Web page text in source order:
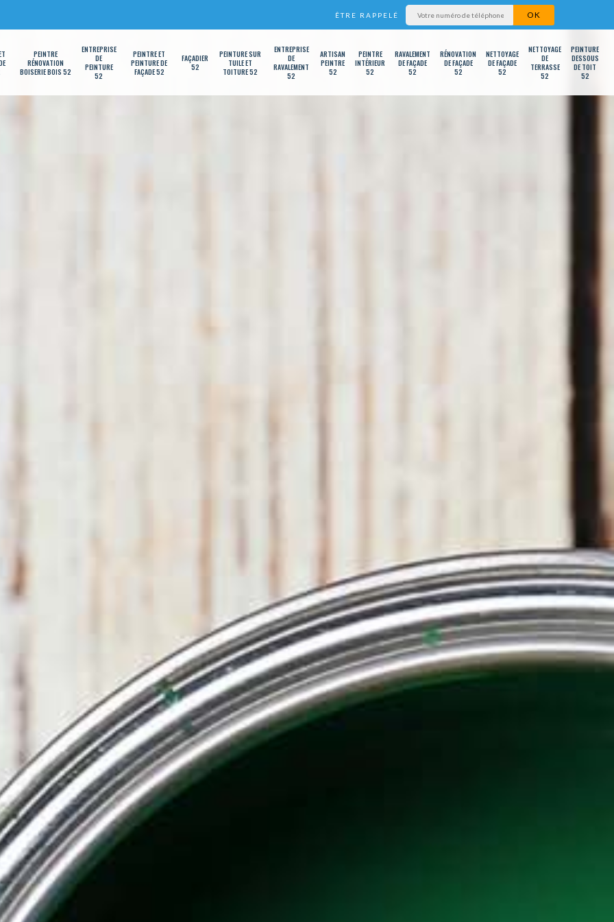
ÊTRE RAPPELÉ
PEINTRE
RÉNOVATION
BOISERIE BOIS 52
ENTREPRISE
DE
PEINTURE
52
PEINTRE ET
PEINTURE DE
FAÇADE 52
FAÇADIER
52
PEINTURE SUR
TUILE ET
TOITURE 52
ENTREPRISE
DE
RAVALEMENT
52
ARTISAN
PEINTRE
52
PEINTRE
INTÉRIEUR
52
RAVALEMENT
DE FAÇADE
52
RÉNOVATION
DE FAÇADE
52
NETTOYAGE
DE FAÇADE
52
NETTOYAGE
DE
TERRASSE
52
PEINTURE
DESSOUS
DE TOIT
52